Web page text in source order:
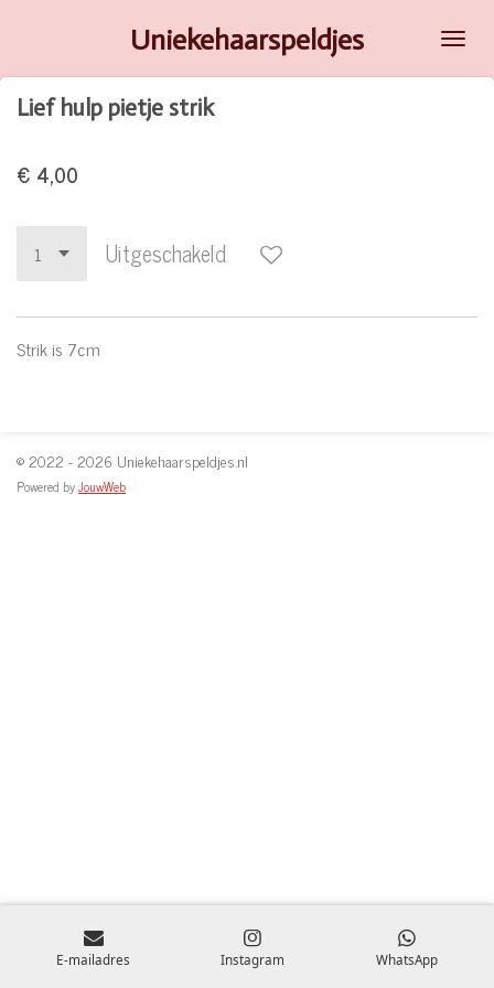
naar
de
Uniekehaarspeldjes
Lief hulp pietje strik
€ 4,00
Uitgeschakeld
Strik is 7cm
© 2022 - 2026 Uniekehaarspeldjes.nl
Powered byJouwWeb
E-mailadres Instagram WhatsApp